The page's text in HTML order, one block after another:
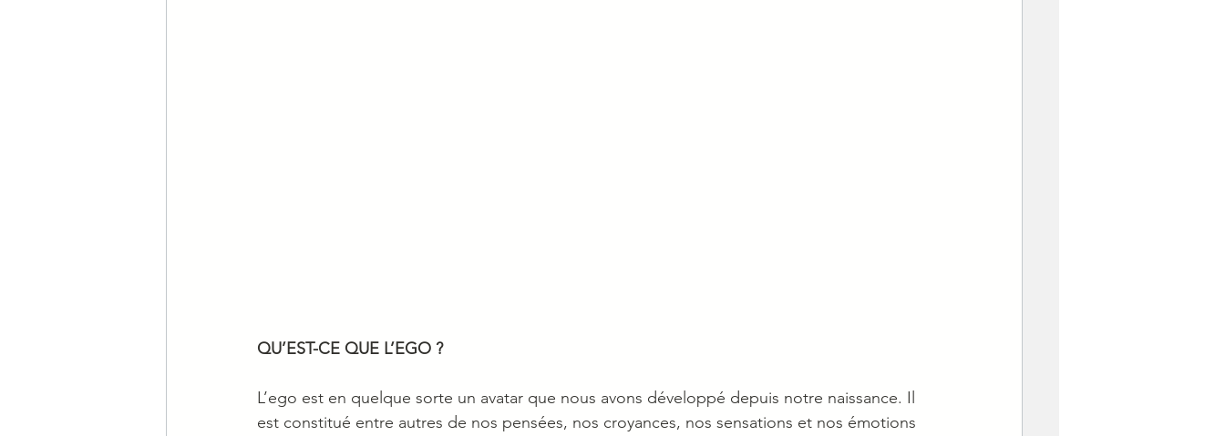
QU’EST-CE QUE L’EGO ?
L’ego est en quelque sorte un avatar que nous avons développé depuis notre naissance. Il
est constitué entre autres de nos pensées, nos croyances, nos sensations et nos émotions